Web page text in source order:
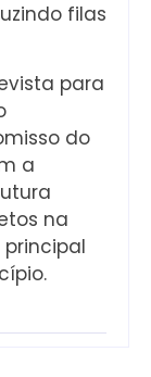
filas
para
do
a
na